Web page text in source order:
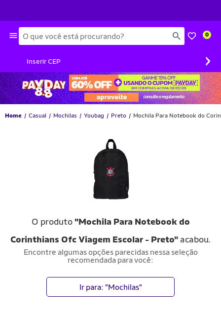
Busca 0
Inserir CEP ›
Home Casual Mochilas Youbag Preto Mochila Para Notebook do
O produto "Mochila Para Notebook do
Corinthians Ofc Viagem Escolar - Preto"acabou.
Encontre algumas opções parecidas nessa seleção
recomendada para você:
Ir para: "Mochilas"